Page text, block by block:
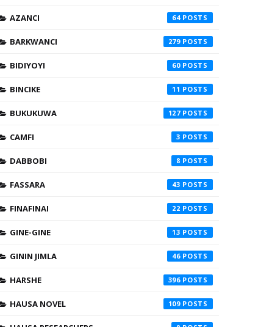
AZANCI 64
BARKWANCI 279
BIDIYOYI 60
BINCIKE 11
BUKUKUWA 127
CAMFI 3
DABBOBI 8
FASSARA 43
FINAFINAI 22
GINE-GINE 13
GININ JIMLA 46
HARSHE 396
HAUSA NOVEL 109